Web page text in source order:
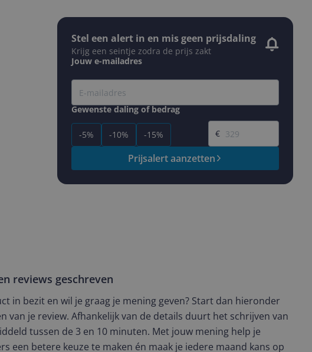
Stel een alert in en mis geen prijsdaling
Krijg een seintje zodra de prijs zakt
Jouw e-mailadres
Gewenste daling of bedrag
-5% -10% -15%
Gewenste prijs
€
Prijsalert aanzetten
reviews geschreven
in bezit en wil je graag je mening geven? Start dan hieronder
van je review. Afhankelijk van de details duurt het schrijven van
tussen de 3 en 10 minuten. Met jouw mening help je
een betere keuze te maken én maak je iedere maand kans op